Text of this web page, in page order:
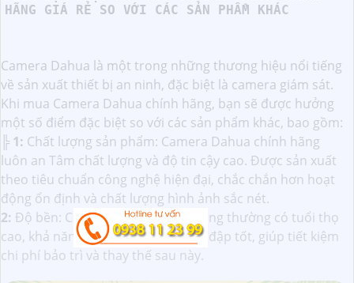
HÃNG GIÁ RẺ SO VỚI CÁC SẢN PHẨM KHÁC
Camera Dahua là một trong những thương hiệu nổi tiếng
về sản xuất thiết bị an ninh, đặc biệt là camera giám sát.
Khi mua Camera Dahua chính hãng, bạn sẽ được hưởng
một số điểm đặc biệt so với các sản phẩm khác, bao gồm:
╠ 1: Chất lượng sản phẩm: Camera Dahua chính hãng
luôn an Tâm chất lượng và độ tin cậy cao. Được sản xuất
theo tiêu chuẩn công nghệ hiện đại, chắc chắn hơn hoạt
động ổn định và chất lượng hình ảnh sắc nét.
2: Độ bền: Camera Dahua chính hãng thường có tuổi thọ
cao, khả năng chịu nước, chống va đập tốt, giúp tiết kiệm
chi phí bảo trì và thay thế sau này.